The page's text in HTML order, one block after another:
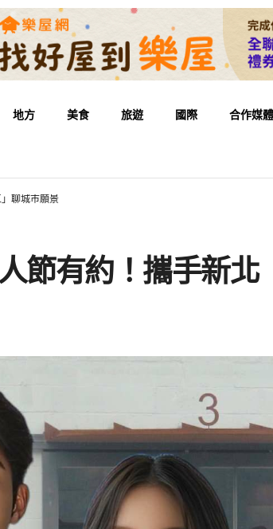
地方 美食 旅遊 國際 合作媒體
聊城市願景
節有約！攜手新